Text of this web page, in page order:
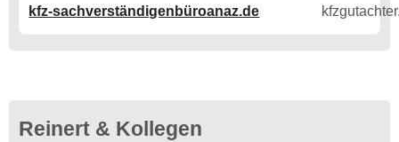
kfz-sachverständigenbüroanaz.de
Reinert & Kollegen